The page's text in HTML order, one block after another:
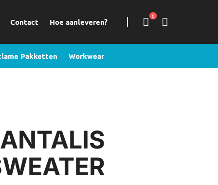
0
Contact Hoe aanleveren?
Pakketten Workwear